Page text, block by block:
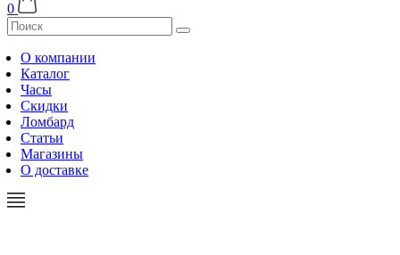
0
О компании
Каталог
Часы
Скидки
Ломбард
Статьи
Магазины
О доставке